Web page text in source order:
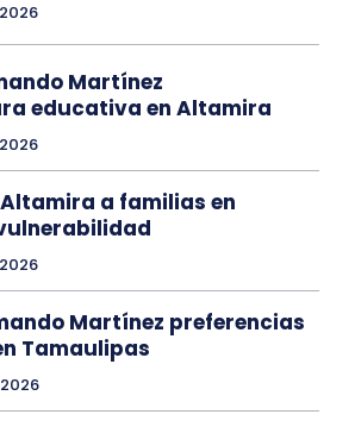
Martínez
educativa en Altamira
Altamira a familias en
Martínez preferencias
Tamaulipas